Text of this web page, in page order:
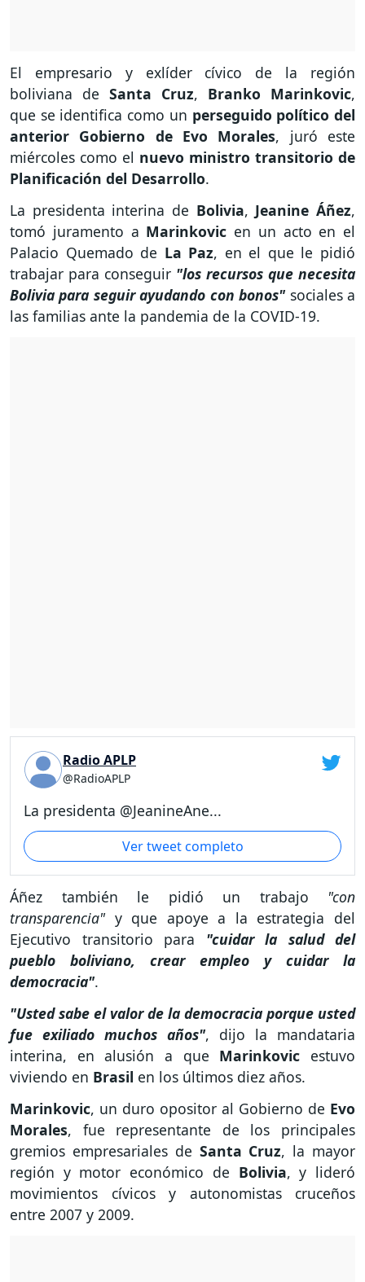
El empresario y exlíder cívico de la región
boliviana de Santa Cruz, Branko Marinkovic,
que se identifica como un perseguido político del
anterior Gobierno de Evo Morales, juró este
miércoles como el nuevo ministro transitorio de
Planificación del Desarrollo.
La presidenta interina de Bolivia, Jeanine Áñez,
tomó juramento a Marinkovic en un acto en el
Palacio Quemado de La Paz, en el que le pidió
trabajar para conseguir "los recursos que necesita
Bolivia para seguir ayudando con bonos" sociales a
las familias ante la pandemia de la COVID-19.
Radio APLP
@RadioAPLP
La presidenta @JeanineAne...
Ver tweet completo
Áñez también le pidió un trabajo "con
transparencia"y que apoye a la estrategia del
Ejecutivo transitorio para "cuidar la salud del
pueblo boliviano, crear empleo y cuidar la
democracia".
"Usted sabe el valor de la democracia porque usted
fue exiliado muchos años", dijo la mandataria
interina, en alusión a que Marinkovic estuvo
viviendo en Brasil en los últimos diez años.
Marinkovic, un duro opositor al Gobierno de Evo
Morales, fue representante de los principales
gremios empresariales de Santa Cruz, la mayor
región y motor económico de Bolivia, y lideró
movimientos cívicos y autonomistas cruceños
entre 2007 y 2009.